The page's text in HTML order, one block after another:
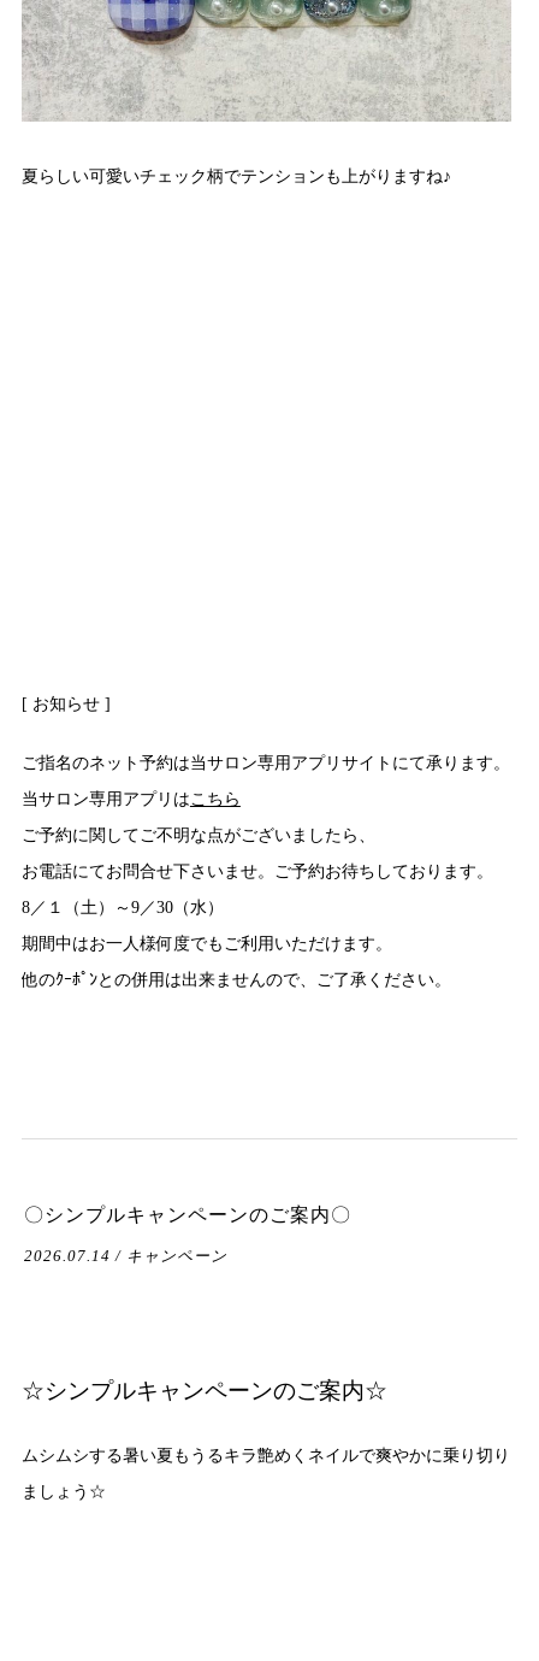
夏らしい可愛いチェック柄でテンションも上がりますね♪
[ お知らせ ]
ご指名のネット予約は当サロン専用アプリサイトにて承ります。
当サロン専用アプリはこちら
ご予約に関してご不明な点がございましたら、
お電話にてお問合せ下さいませ。ご予約お待ちしております。
8／１（土）～9／30（水）
期間中はお一人様何度でもご利用いただけます。
他のｸｰﾎﾟﾝとの併用は出来ませんので、ご了承ください。
〇シンプルキャンペーンのご案内〇
2026.07.14 / キャンペーン
☆シンプルキャンペーンのご案内☆
ムシムシする暑い夏もうるキラ艶めくネイルで爽やかに乗り切り
ましょう☆